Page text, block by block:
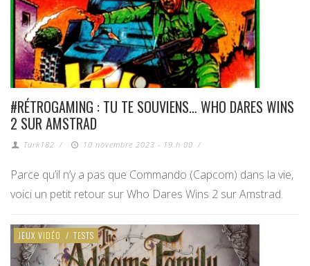
#RÉTROGAMING : TU TE SOUVIENS… WHO DARES WINS
2 SUR AMSTRAD
Turk182 / 10 novembre 2023 - 19 h 00 /
Parce qu’il n’y a pas que Commando (Capcom) dans la vie,
voici un petit retour sur Who Dares Wins 2 sur Amstrad.
JEUX VIDÉO / TESTS